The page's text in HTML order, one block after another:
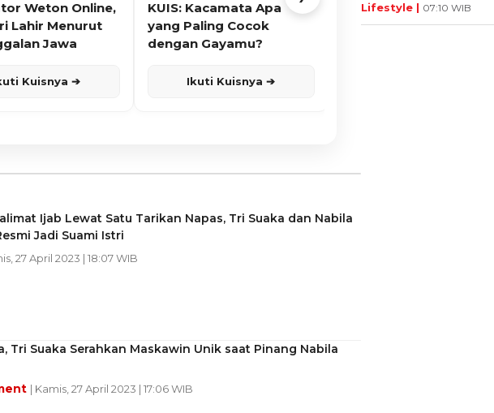
Weton Online,
Lahir Menurut
Jawa
Kuisnya ➔
KUIS: Kacamata Apa
yang Paling Cocok
dengan Gayamu?
Ikuti Kuisnya ➔
KUIS: Sepatu Mana yang
Cocok dengan
Ijab Lewat Satu Tarikan Napas, Tri Suaka dan Nabila
Jadi Suami Istri
27 April 2023 | 18:07 WIB
Tri Suaka Serahkan Maskawin Unik saat Pinang Nabila
| Kamis, 27 April 2023 | 17:06 WIB
Lifestyle | 07:10 WIB